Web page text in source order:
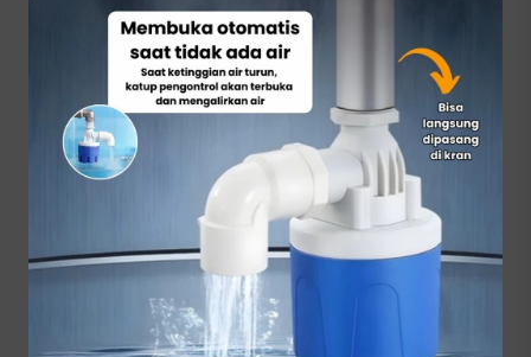
Ambil STNK, SKPD, dan TNKB (Plat Nomor)
⚠️ Kendaraan secara fisik WAJIB dihadirkan ke
lokasi Samsat untuk dilakukan pengecekan
nomor rangka dan mesin oleh petugas resmi.
Prosedur Balik Nama
Kendaraan (BBN II) di
Kabupaten Gayo Lues